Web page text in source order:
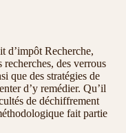
d’impôt Recherche,
des verrous
que des stratégies de
d’y remédier. Qu’il
de déchiffrement
fait partie